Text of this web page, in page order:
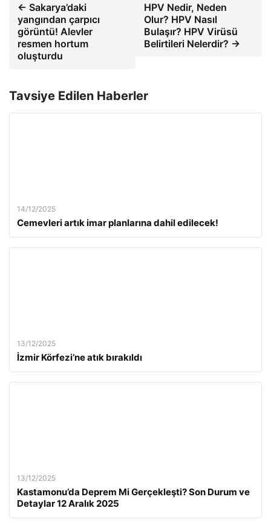
← Sakarya’daki
yangından çarpıcı
görüntü! Alevler
resmen hortum
oluşturdu
HPV Nedir, Neden
Olur? HPV Nasıl
Bulaşır? HPV Virüsü
Belirtileri Nelerdir? →
Tavsiye Edilen Haberler
14/12/2025
Cemevleri artık imar planlarına dahil edilecek!
13/12/2025
İzmir Körfezi’ne atık bırakıldı
13/12/2025
Kastamonu’da Deprem Mi Gerçekleşti? Son Durum ve
Detaylar 12 Aralık 2025